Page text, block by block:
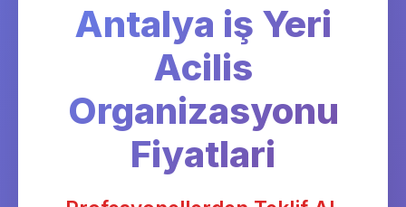
Antalya iş Yeri
Acilis
Organizasyonu
Fiyatlari